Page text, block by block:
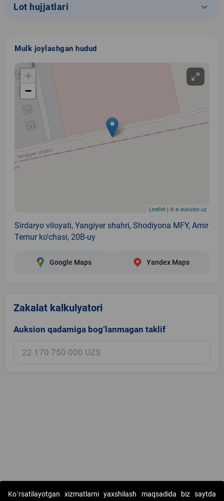
Lot hujjatlari keyboard_arrow_down
Mulk joylashgan hudud
+
−
Leaflet | ©e-auksion.uz
Sirdaryo viloyati, Yangiyer shahri, Shodiyona MFY, Amir
Temur ko'chasi, 20B-uy
Google Maps Yandex Maps
Zakalat kalkulyatori
Auksion qadamiga bog‘lanmagan taklif
Copyright © 2017-2026. "Elektron onlayn-auksionlarni tashkil etish"
Ko`rsatilayotgan xizmatlarni yaxshilash maqsadida biz saytda